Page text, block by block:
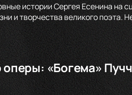
истории Сергея Есенина на
и творчества великого поэта.
оперы: «Богема»